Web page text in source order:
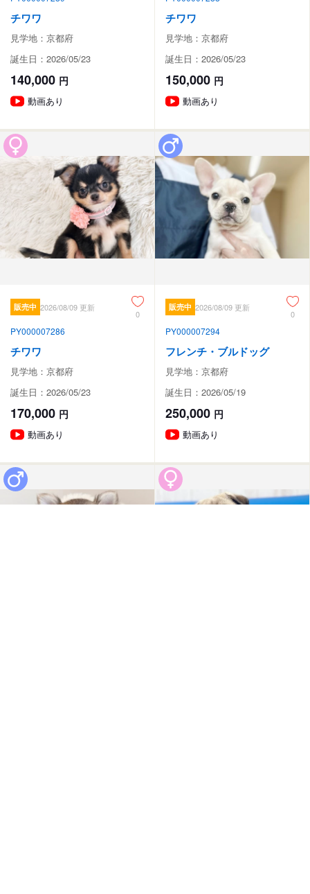
チワワ
見学地：京都府
誕生日：2026/05/23
140,000 円
動画あり
チワワ
見学地：京都府
誕生日：2026/05/23
150,000 円
動画あり
販売中 2026/08/09 更新
0
PY000007286
チワワ
見学地：京都府
誕生日：2026/05/23
170,000 円
動画あり
販売中 2026/08/09 更新
0
PY000007294
フレンチ・ブルドッグ
見学地：京都府
誕生日：2026/05/19
250,000 円
動画あり